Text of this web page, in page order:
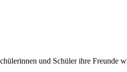
und Schüler ihre Freunde